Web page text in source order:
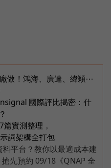
做！鴻海、廣達、緯穎⋯
國際評比揭密：什
實測整理，
詞架構全打包
平台？教你以最適成本建
先預約 09/18《QNAP 全